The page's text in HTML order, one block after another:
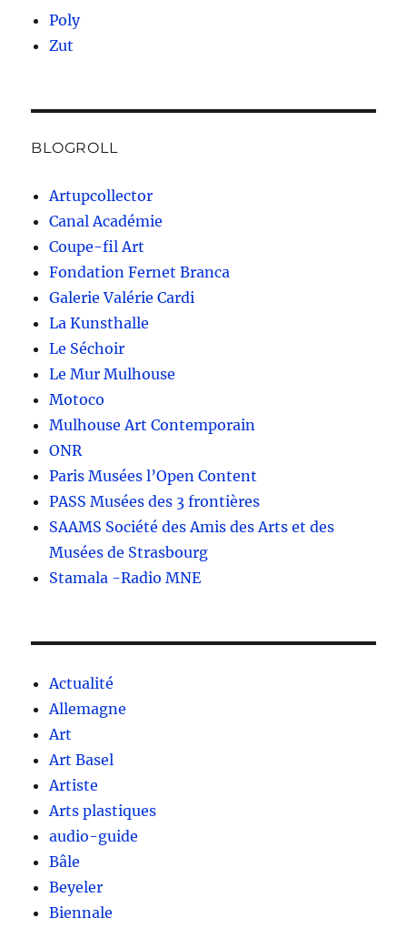
Poly
Zut
BLOGROLL
Artupcollector
Canal Académie
Coupe-fil Art
Fondation Fernet Branca
Galerie Valérie Cardi
La Kunsthalle
Le Séchoir
Le Mur Mulhouse
Motoco
Mulhouse Art Contemporain
ONR
Paris Musées l’Open Content
PASS Musées des 3 frontières
SAAMS Société des Amis des Arts et des
Musées de Strasbourg
Stamala -Radio MNE
Actualité
Allemagne
Art
Art Basel
Artiste
Arts plastiques
audio-guide
Bâle
Beyeler
Biennale